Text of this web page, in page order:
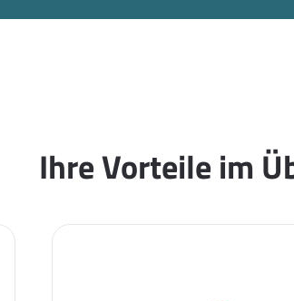
Ihre Vorteile im